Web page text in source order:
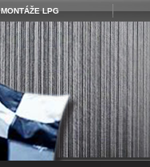
MONTÁŽE LPG